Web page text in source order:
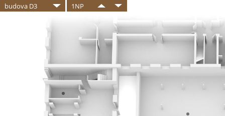
budova D3 1NP